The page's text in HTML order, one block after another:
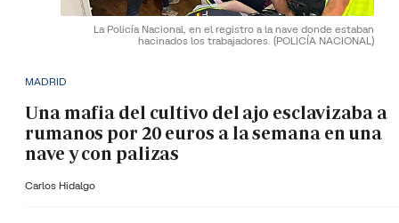
La Policía Nacional, en el registro a la nave donde estaban
hacinados los trabajadores. (POLICÍA NACIONAL)
MADRID
Una mafia del cultivo del ajo esclavizaba a
rumanos por 20 euros a la semana en una
nave y con palizas
Carlos Hidalgo